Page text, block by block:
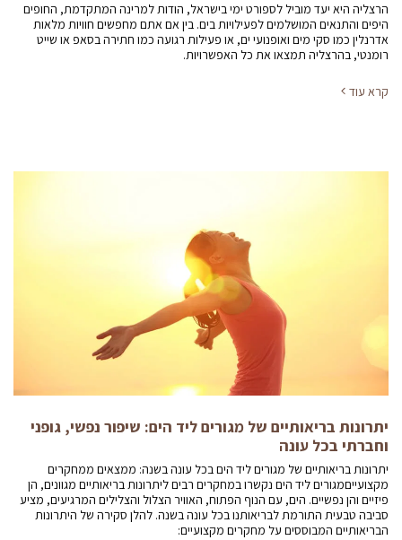
הרצליה היא יעד מוביל לספורט ימי בישראל, הודות למרינה המתקדמת, החופים
היפים והתנאים המושלמים לפעילויות בים. בין אם אתם מחפשים חוויות מלאות
אדרנלין כמו סקי מים ואופנועי ים, או פעילות רגועה כמו חתירה בסאפ או שייט
רומנטי, בהרצליה תמצאו את כל האפשרויות.
קרא עוד
יתרונות בריאותיים של מגורים ליד הים: שיפור נפשי, גופני
וחברתי בכל עונה
יתרונות בריאותיים של מגורים ליד הים בכל עונה בשנה: ממצאים ממחקרים
מקצועייםמגורים ליד הים נקשרו במחקרים רבים ליתרונות בריאותיים מגוונים, הן
פיזיים והן נפשיים. הים, עם הנוף הפתוח, האוויר הצלול והצלילים המרגיעים, מציע
סביבה טבעית התורמת לבריאותנו בכל עונה בשנה. להלן סקירה של היתרונות
הבריאותיים המבוססים על מחקרים מקצועיים: